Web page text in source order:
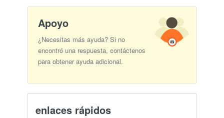
Apoyo
¿Necesitas más ayuda? Si no
encontró una respuesta, contáctenos
para obtener ayuda adicional.
enlaces rápidos